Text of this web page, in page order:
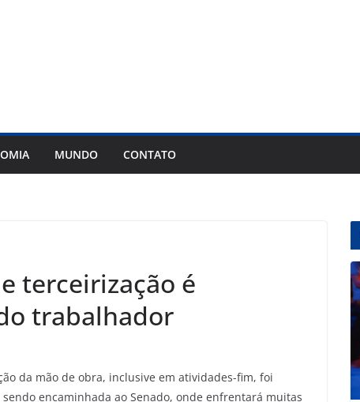
MUNDO CONTATO
terceirização é
trabalhador
da mão de obra, inclusive em atividades-fim, foi
encaminhada ao Senado, onde enfrentará muitas